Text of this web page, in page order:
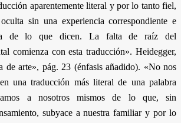
aparentemente literal y por lo tanto fiel,
sin una experiencia correspondiente e
de lo que dicen. La falta de raíz del
comienza con esta traducción». Heidegger,
de arte», pág. 23 (énfasis añadido). «No nos
una traducción más literal de una palabra
a nosotros mismos de lo que, sin
subyace a nuestra familiar y por lo